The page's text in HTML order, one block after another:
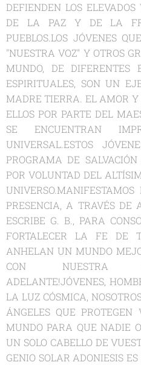
DEFIENDEN LOS
DE LA PAZ Y DE LA
PUEBLOS.LOS JÓVENES
"NUESTRA VOZ" Y OTROS
MUNDO, DE DIFERENTES
ESPIRITUALES, SON UN
MADRE TIERRA. EL AMOR
ELLOS POR PARTE DEL
SE ENCUENTRAN
UNIVERSAL.ESTOS
PROGRAMA DE
POR VOLUNTAD DEL
PRESENCIA, A TRAVÉS DE
ESCRIBE G. B., PARA
FORTALECER LA FE DE
ANHELAN UN MUNDO
CON NUESTRA
ADELANTE!JÓVENES,
LA LUZ CÓSMICA,
ÁNGELES QUE
MUNDO PARA QUE NADIE
UN SOLO CABELLO DE
GENIO SOLAR ADONIESIS